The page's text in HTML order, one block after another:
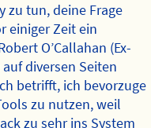
zu tun, deine Frage
einiger Zeit ein
O’Callahan (Ex-
diversen Seiten
betrifft, ich bevorzuge
zu nutzen, weil
zu sehr ins System